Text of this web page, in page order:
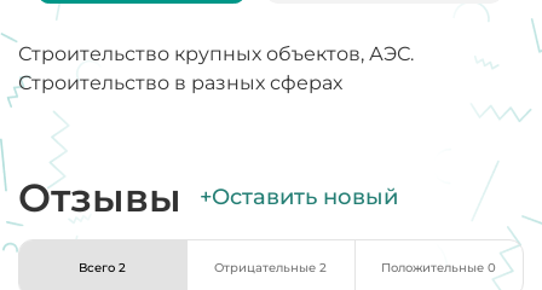
Строительство крупных объектов, АЭС.
Строительство в разных сферах
Отзывы +Оставить новый
Всего 2 Отрицательные 2 Положительные 0